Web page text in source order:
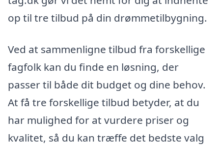
op til tre tilbud på din drømmetilbygning.
Ved at sammenligne tilbud fra forskellige
fagfolk kan du finde en løsning, der
passer til både dit budget og dine behov.
At få tre forskellige tilbud betyder, at du
har mulighed for at vurdere priser og
kvalitet, så du kan træffe det bedste valg